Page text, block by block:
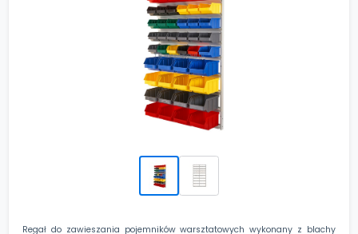
Regał do zawieszania pojemników warsztatowych wykonany z blachy